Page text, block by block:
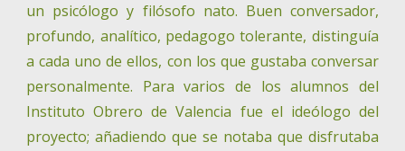
un psicólogo y filósofo nato. Buen conversador,
profundo, analítico, pedagogo tolerante, distinguía
a cada uno de ellos, con los que gustaba conversar
personalmente. Para varios de los alumnos del
Instituto Obrero de Valencia fue el ideólogo del
proyecto; añadiendo que se notaba que disfrutaba